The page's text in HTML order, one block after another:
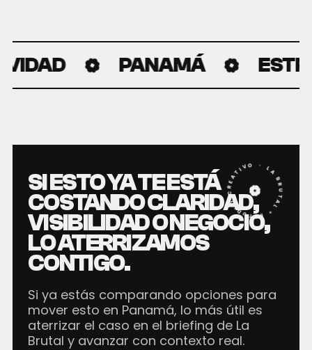
PANAMÁ
LA BRUTAL ® ESTUDIO CREATIVO · DESDE 2020 ·
SI ESTO YA TE ESTÁ
COSTANDO CLARIDAD,
VISIBILIDAD O NEGOCIO,
LO ATERRIZAMOS
CONTIGO.
Si ya estás comparando opciones para
mover esto en Panamá, lo más útil es
aterrizar el caso en el briefing de La
Brutal y avanzar con contexto real.